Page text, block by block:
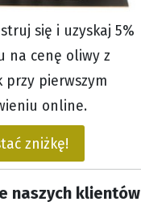
się i uzyskaj 5%
na cenę oliwy z
przy pierwszym
online.
zniżkę!
naszych klientów